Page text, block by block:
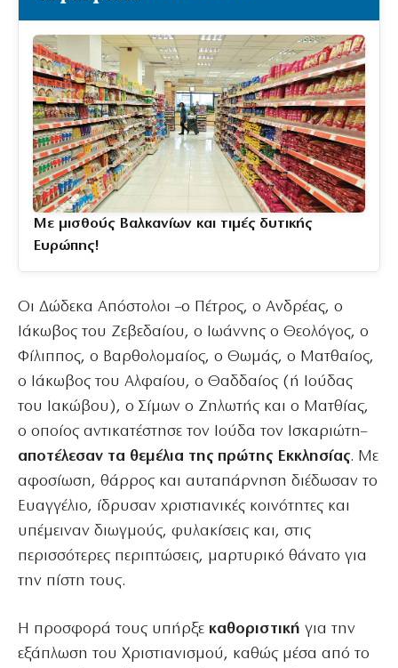
Με μισθούς Βαλκανίων και τιμές δυτικής
Ευρώπης!
Οι Δώδεκα Απόστολοι –ο Πέτρος, ο Ανδρέας, ο
Ιάκωβος του Ζεβεδαίου, ο Ιωάννης ο Θεολόγος, ο
Φίλιππος, ο Βαρθολομαίος, ο Θωμάς, ο Ματθαίος,
ο Ιάκωβος του Αλφαίου, ο Θαδδαίος (ή Ιούδας
του Ιακώβου), ο Σίμων ο Ζηλωτής και ο Ματθίας,
ο οποίος αντικατέστησε τον Ιούδα τον Ισκαριώτη–
αποτέλεσαν τα θεμέλια της πρώτης Εκκλησίας. Με
αφοσίωση, θάρρος και αυταπάρνηση διέδωσαν το
Ευαγγέλιο, ίδρυσαν χριστιανικές κοινότητες και
υπέμειναν διωγμούς, φυλακίσεις και, στις
περισσότερες περιπτώσεις, μαρτυρικό θάνατο για
την πίστη τους.
Η προσφορά τους υπήρξε καθοριστική για την
εξάπλωση του Χριστιανισμού, καθώς μέσα από το